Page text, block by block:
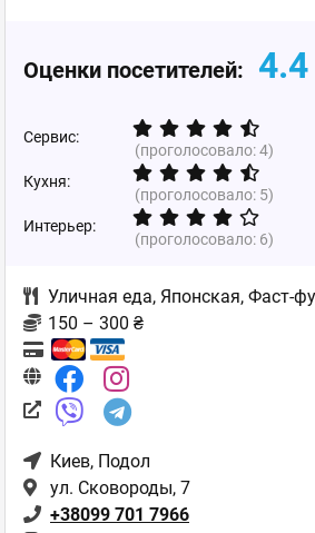
Оценки посетителей: 4.4
Сервис:
(проголосовало:4)
Кухня:
(проголосовало: 5)
Интерьер:
(проголосовало: 6)
Уличная еда, Японская, Фаст-
150 – 300 ₴
Киев, Подол
ул. Сковороды, 7
+38099 701 7966